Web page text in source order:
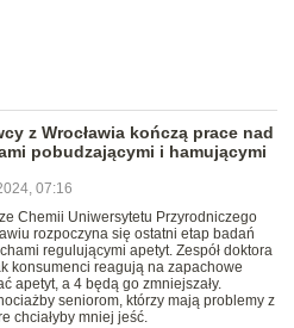
z Wrocławia kończą prace nad
pobudzającymi i hamującymi
07:16
Chemii Uniwersytetu Przyrodniczego
rozpoczyna się ostatni etap badań
regulującymi apetyt. Zespół doktora
konsumenci reagują na zapachowe
apetyt, a 4 będą go zmniejszały.
seniorom, którzy mają problemy z
chciałyby mniej jeść.